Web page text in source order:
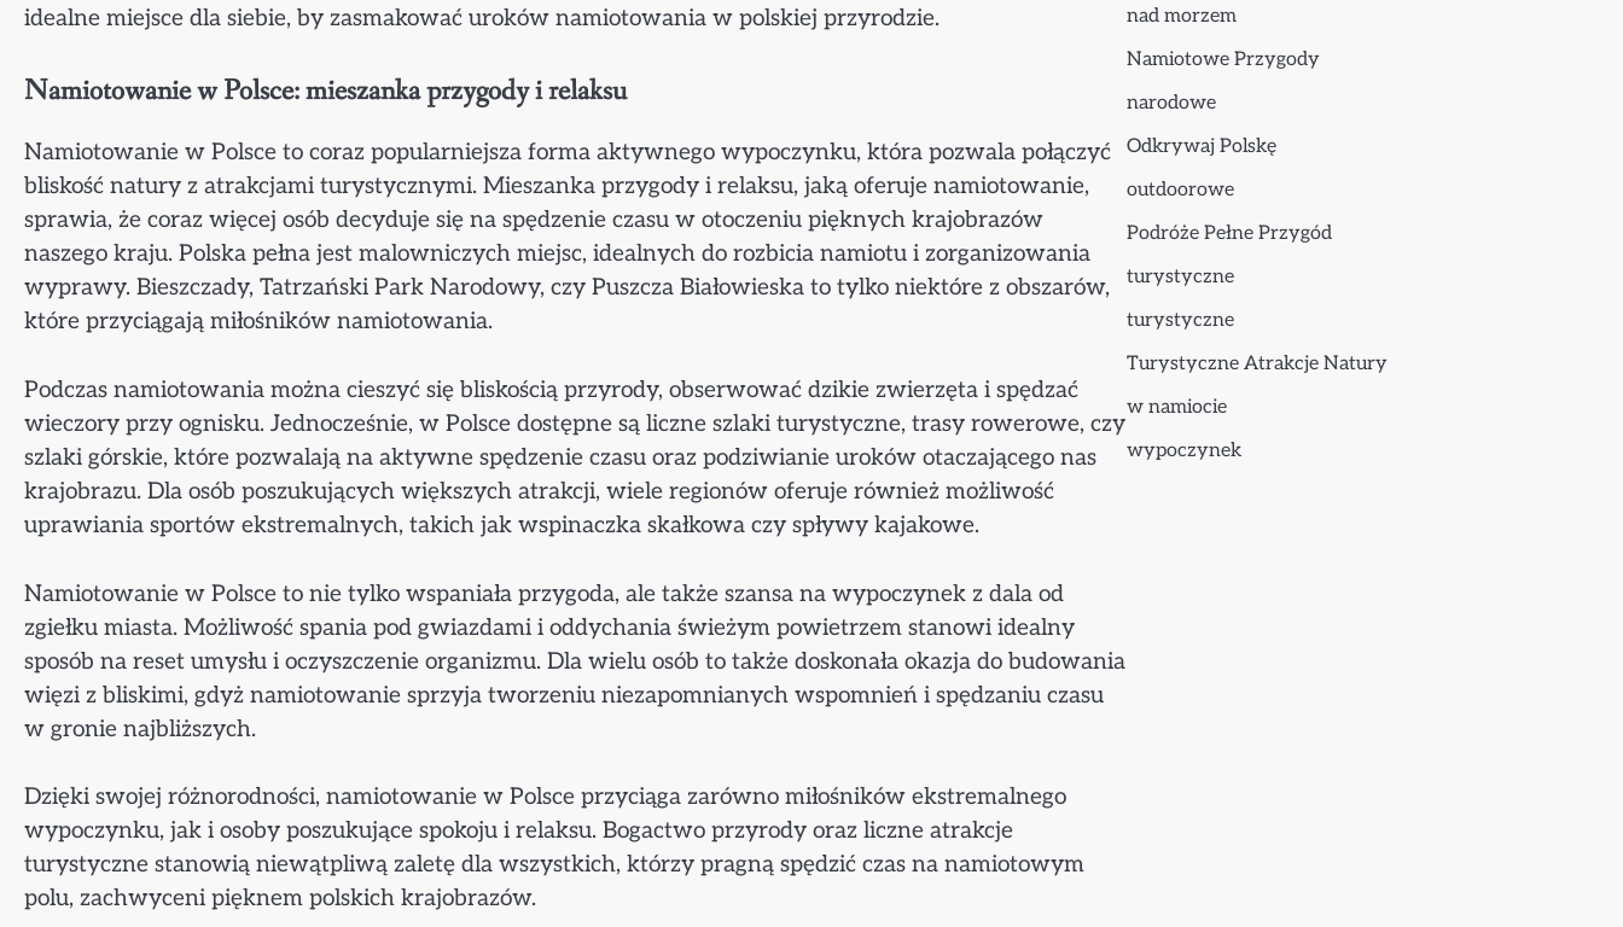
idealne miejsce dla siebie, by zasmakować uroków namiotowania w polskiej przyrodzie.
Namiotowanie w Polsce: mieszanka przygody i relaksu
Namiotowanie w Polsce to coraz popularniejsza forma aktywnego wypoczynku, która pozwala połączyć
bliskość natury z atrakcjami turystycznymi. Mieszanka przygody i relaksu, jaką oferuje namiotowanie,
sprawia, że coraz więcej osób decyduje się na spędzenie czasu w otoczeniu pięknych krajobrazów
naszego kraju. Polska pełna jest malowniczych miejsc, idealnych do rozbicia namiotu i zorganizowania
wyprawy. Bieszczady, Tatrzański Park Narodowy, czy Puszcza Białowieska to tylko niektóre z obszarów,
które przyciągają miłośników namiotowania.
Podczas namiotowania można cieszyć się bliskością przyrody, obserwować dzikie zwierzęta i spędzać
wieczory przy ognisku. Jednocześnie, w Polsce dostępne są liczne szlaki turystyczne, trasy rowerowe, czy
szlaki górskie, które pozwalają na aktywne spędzenie czasu oraz podziwianie uroków otaczającego nas
krajobrazu. Dla osób poszukujących większych atrakcji, wiele regionów oferuje również możliwość
uprawiania sportów ekstremalnych, takich jak wspinaczka skałkowa czy spływy kajakowe.
Namiotowanie w Polsce to nie tylko wspaniała przygoda, ale także szansa na wypoczynek z dala od
zgiełku miasta. Możliwość spania pod gwiazdami i oddychania świeżym powietrzem stanowi idealny
sposób na reset umysłu i oczyszczenie organizmu. Dla wielu osób to także doskonała okazja do budowania
więzi z bliskimi, gdyż namiotowanie sprzyja tworzeniu niezapomnianych wspomnień i spędzaniu czasu
w gronie najbliższych.
Dzięki swojej różnorodności, namiotowanie w Polsce przyciąga zarówno miłośników ekstremalnego
wypoczynku, jak i osoby poszukujące spokoju i relaksu. Bogactwo przyrody oraz liczne atrakcje
turystyczne stanowią niewątpliwą zaletę dla wszystkich, którzy pragną spędzić czas na namiotowym
polu, zachwyceni pięknem polskich krajobrazów.
nad morzem
Namiotowe Przygody
narodowe
Odkrywaj Polskę
outdoorowe
Podróże Pełne Przygód
turystyczne
turystyczne
Turystyczne Atrakcje Natury
w namiocie
wypoczynek